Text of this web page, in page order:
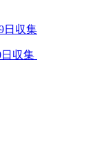
日収集
収集